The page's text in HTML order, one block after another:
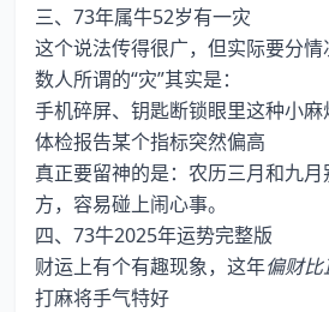
三、73年属牛52岁有一灾
这个说法传得很广，但实际要分
数人所谓的“灾”其实是：
手机碎屏、钥匙断锁眼里这种小麻
体检报告某个指标突然偏高
真正要留神的是：农历三月和九
方，容易碰上闹心事。
四、73牛2025年运势完整版
财运上有个有趣现象，这年偏财
打麻将手气特好